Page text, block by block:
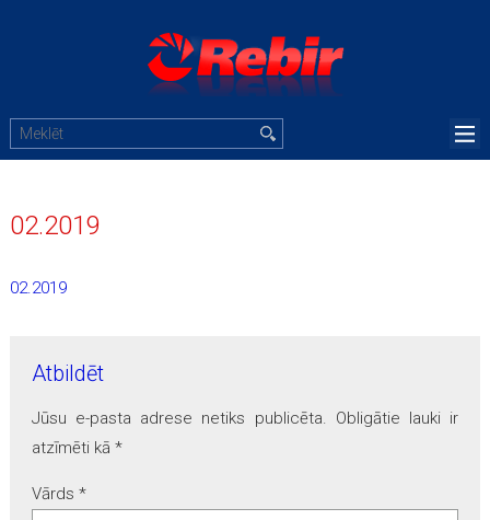
02.2019
02.2019
Atbildēt
Jūsu e-pasta adrese netiks publicēta. Obligātie lauki ir
atzīmēti kā *
Vārds *